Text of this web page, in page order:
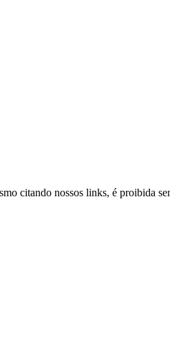
citando nossos links, é proibida